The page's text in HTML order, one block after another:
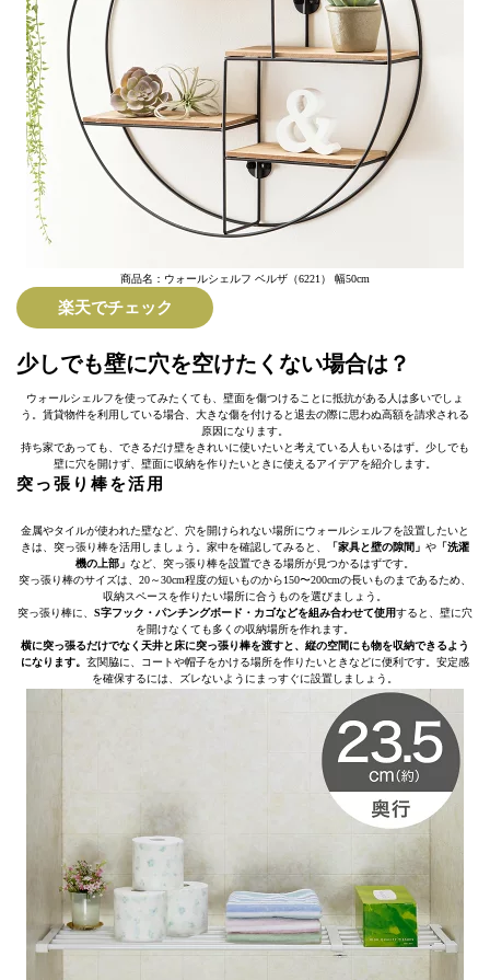
商品名：ウォールシェルフ ベルザ（6221） 幅50cm
楽天でチェック
少しでも壁に穴を空けたくない場合は？
ウォールシェルフを使ってみたくても、壁面を傷つけることに抵抗がある人は多いでしょ
う。賃貸物件を利用している場合、大きな傷を付けると退去の際に思わぬ高額を請求される
原因になります。
持ち家であっても、できるだけ壁をきれいに使いたいと考えている人もいるはず。少しでも
壁に穴を開けず、壁面に収納を作りたいときに使えるアイデアを紹介します。
突っ張り棒を活用
金属やタイルが使われた壁など、穴を開けられない場所にウォールシェルフを設置したいと
きは、突っ張り棒を活用しましょう。家中を確認してみると、
「家具と壁の隙間」 や 「洗濯
機の上部」 など、突っ張り棒を設置できる場所が見つかるはずです。
突っ張り棒のサイズは、20～30cm程度の短いものから150〜200cmの長いものまであるため、
収納スペースを作りたい場所に合うものを選びましょう。
突っ張り棒に、 S字フック・パンチングボード・カゴなどを組み合わせて使用すると、壁に穴
を開けなくても多くの収納場所を作れます。
横に突っ張るだけでなく天井と床に突っ張り棒を渡すと、縦の空間にも物を収納できるよう
になります。 玄関脇に、コートや帽子をかける場所を作りたいときなどに便利です。安定感
を確保するには、ズレないようにまっすぐに設置しましょう。